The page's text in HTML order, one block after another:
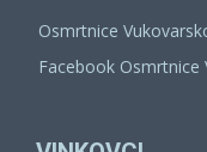
Osmrtnice
Facebook